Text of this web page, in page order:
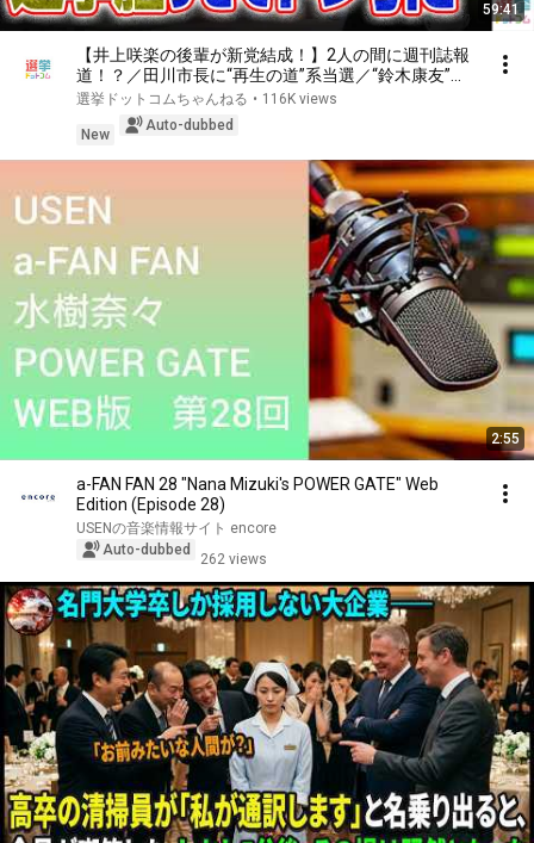
59:41
【井上咲楽の後輩が新党結成！】2人の間に週刊誌報
道！？／田川市長に“再生の道”系当選／“鈴木康友”氏
が事務所侵入で辞職願【井上咲楽×山本期日前】｜選
挙ドットコムちゃんねる
選挙ドットコムちゃんねる • 116K views
New
Auto-dubbed
2:55
a-FAN FAN 28 "Nana Mizuki's POWER GATE" Web
Edition (Episode 28)
USENの音楽情報サイト encore
Auto-dubbed
262 views